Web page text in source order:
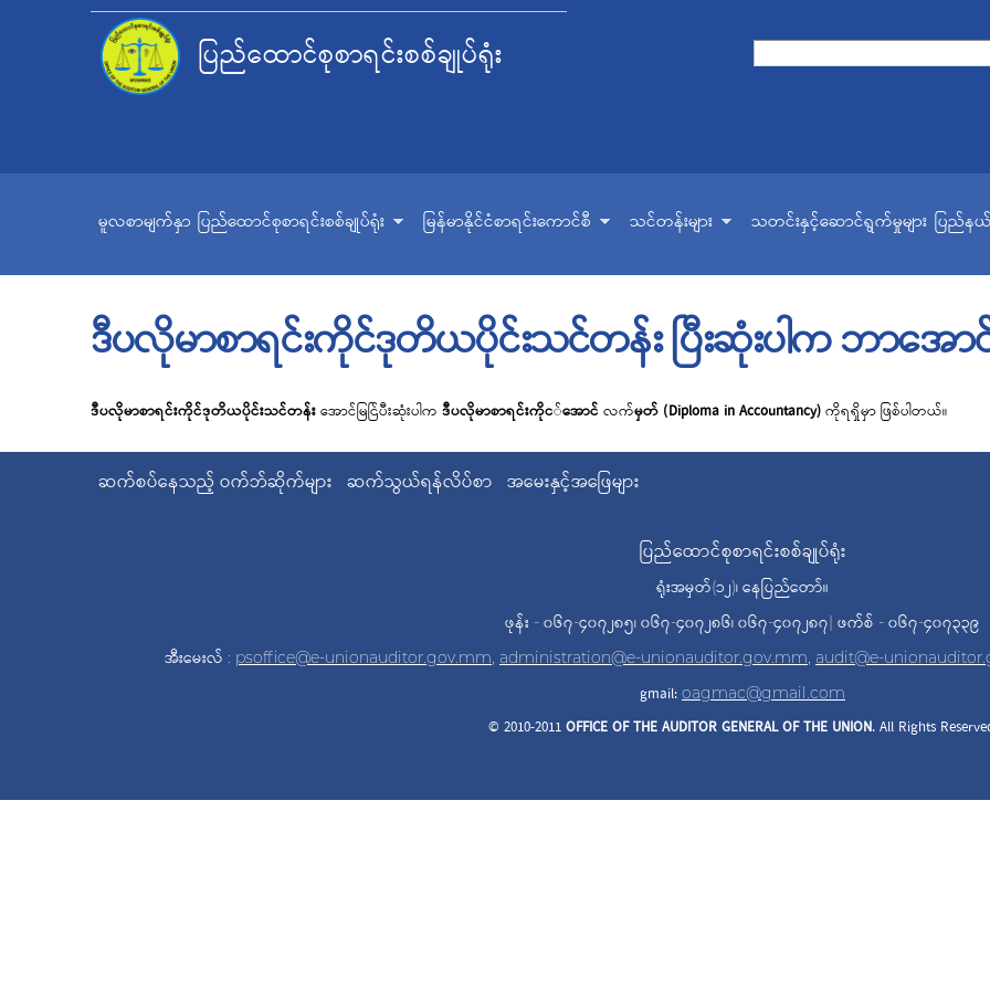
ပြည်ထောင်စုစာရင်းစစ်ချုပ်ရုံး Search form
မူလစာမျက်နှာ ပြည်ထောင်စုစာရင်းစစ်ချုပ်ရုံး မြန်မာနိုင်ငံစာရင်းကောင်စီ သင်တန်းများ သတင်းနှင့်ဆောင်ရွက်မှုများ ပြည်န
ဒီပလိုမာစာရင်းကိုင်ဒုတိယပိုင်းသင်တန်း ပြီးဆုံးပါက ဘာအ
ဒီပလိုမာစာရင်းကိုင်ဒုတိယပိုင်းသင်တန်းအောင်မြင်ပီးဆုံးပါက ဒီပလိုမာစာရင်းကိုင်အောင် လက်မှတ် (Diploma in Accountancy)ကရရှိမှာဖြစ်ပါတယ်။
ဆက်စပ်နေသည့် ဝက်ဘ်ဆိုက်များ ဆက်သွယ်ရန်လိပ်စာ အမေးနှင့်အဖြေများ
ပြည်ထောင်စုစာရင်းစစ်ချုပ်ရုံး
ရုံးအမှတ်(၁၂)၊ နေပြည်တော်။
ဖုန်း - ၀၆၇-၄၀၇၂၈၅၊ ၀၆၇-၄၀၇၂၈၆၊ ၀၆၇-၄၀၇၂၈၇| ဖက်စ် - ၀၆၇-၄၀၇၃၃၉
အီးမေးလ် : psoffice@e-unionauditor.gov.mm, administration@e-unionauditor.gov.mm, audit@e-
gmail: oagmac@gmail.com
© 2010-2011OFFICE OF THE AUDITOR GENERAL OF THE UNION. All Rights